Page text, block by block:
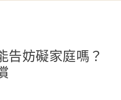
告妨礙家庭嗎？